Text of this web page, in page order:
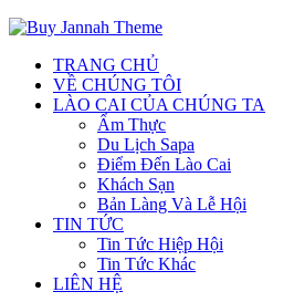
TRANG CHỦ
VỀ CHÚNG TÔI
LÀO CAI CỦA CHÚNG TA
Ẩm Thực
Du Lịch Sapa
Điểm Đến Lào Cai
Khách Sạn
Bản Làng Và Lễ Hội
TIN TỨC
Tin Tức Hiệp Hội
Tin Tức Khác
LIÊN HỆ